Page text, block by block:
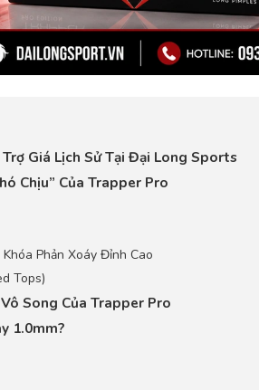
Giá Lịch Sử Tại Đại Long Sports
Chịu” Của Trapper Pro
Phản Xoáy Đỉnh Cao
Tops)
Song Của Trapper Pro
1.0mm?